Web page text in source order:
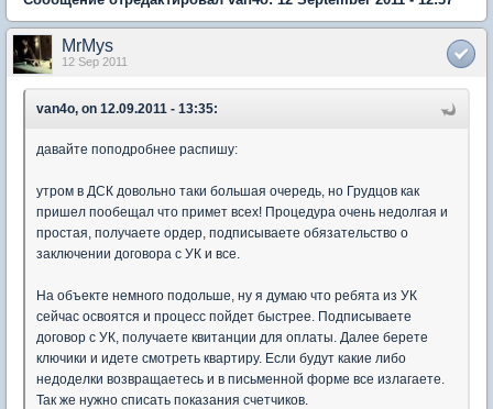
MrMys
12 Sep 2011
van4o, on 12.09.2011 - 13:35:
давайте поподробнее распишу:
утром в ДСК довольно таки большая очередь, но Грудцов как
пришел пообещал что примет всех! Процедура очень недолгая и
простая, получаете ордер, подписываете обязательство о
заключении договора с УК и все.
На объекте немного подольше, ну я думаю что ребята из УК
сейчас освоятся и процесс пойдет быстрее. Подписываете
договор с УК, получаете квитанции для оплаты. Далее берете
ключики и идете смотреть квартиру. Если будут какие либо
недоделки возвращаетесь и в письменной форме все излагаете.
Так же нужно списать показания счетчиков.